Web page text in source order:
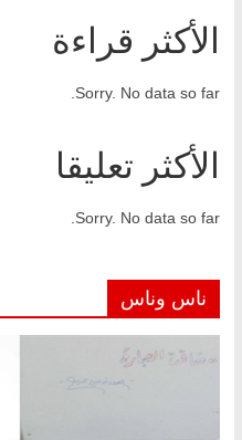
الأكثر قراءة
Sorry. No data so far.
الأكثر تعليقا
Sorry. No data so far.
ناس وناس